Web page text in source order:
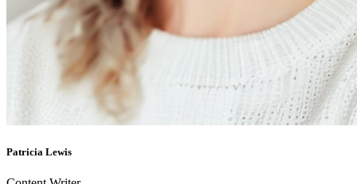
Patricia Lewis